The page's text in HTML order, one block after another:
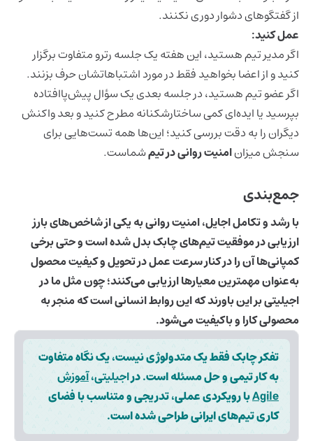
از گفتگوهای دشوار دوری نکنند.
عمل کنید:
اگر مدیر تیم هستید، این هفته یک جلسه رترو متفاوت برگزار
کنید و از اعضا بخواهید فقط در مورد اشتباهاتشان حرف بزنند.
اگر عضو تیم هستید، در جلسه بعدی یک سؤال پیش‌پاافتاده
بپرسید یا ایده‌ای کمی ساختارشکنانه مطرح کنید و بعد واکنش
دیگران را به دقت بررسی کنید؛ این‌ها همه تست‌هایی برای
سنجش میزانامنیت روانی در تیمشماست.
جمع‌بندی
با رشد و تکامل اجایل،امنیت روانیبه یکی از شاخص‌های بارز
ارزیابی در موفقیت تیم‌های چابک بدل شده است و حتی برخی‌
کمپانی‌ها آن را در کنار سرعت عمل در تحویل و کیفیت محصول
به‌عنوان مهمترین معیارها ارزیابی می‌کنند؛ چون مثل ما در
اجیلیتیبر این باورند که این روابط انسانی است که منجر به
محصولی کارا و باکیفیت می‌شود.
تفکر چابک فقط یک متدولوژی نیست، یک نگاه متفاوت
به کار تیمی و حل مسئله است. دراجیلیتی،آموزش
Agileبا رویکردی عملی، تدریجی و متناسب با فضای
کاری تیم‌های ایرانی طراحی شده است.